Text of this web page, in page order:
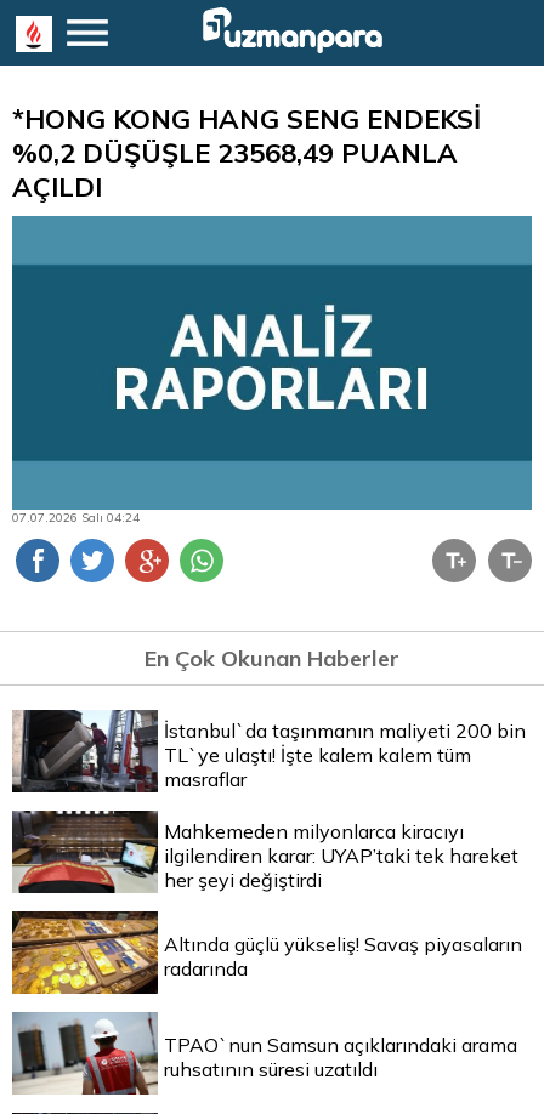
*HONG KONG HANG SENG ENDEKSİ
%0,2 DÜŞÜŞLE 23568,49 PUANLA
AÇILDI
07.07.2026 Salı 04:24
En Çok Okunan Haberler
İstanbul`da taşınmanın maliyeti 200 bin
TL`ye ulaştı! İşte kalem kalem tüm
masraflar
Mahkemeden milyonlarca kiracıyı
ilgilendiren karar: UYAP’taki tek hareket
her şeyi değiştirdi
Altında güçlü yükseliş! Savaş piyasaların
radarında
TPAO`nun Samsun açıklarındaki arama
ruhsatının süresi uzatıldı